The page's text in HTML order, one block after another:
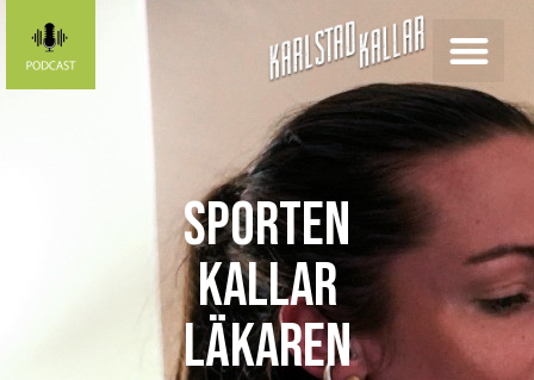
SPORTEN
KALLAR
Läkaren